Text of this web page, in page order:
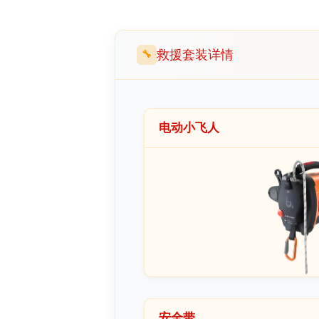
🔧 救援套装详情
电动小飞人